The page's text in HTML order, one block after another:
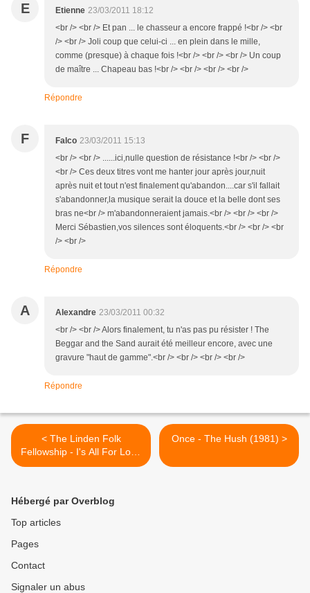
E Etienne 23/03/2011 18:12
<br /> <br /> Et pan ... le chasseur a encore frappé !<br /> <br
/> <br /> Joli coup que celui-ci ... en plein dans le mille,
comme (presque) à chaque fois !<br /> <br /> <br /> Un coup
de maître ... Chapeau bas !<br /> <br /> <br /> <br />
Répondre
F Falco 23/03/2011 15:13
<br /> <br /> ......ici,nulle question de résistance !<br /> <br />
<br /> Ces deux titres vont me hanter jour après jour,nuit
après nuit et tout n'est finalement qu'abandon....car s'il fallait
s'abandonner,la musique serait la douce et la belle dont ses
bras ne<br /> m'abandonneraient jamais.<br /> <br /> <br />
Merci Sébastien,vos silences sont éloquents.<br /> <br /> <br
/> <br />
Répondre
A Alexandre 23/03/2011 00:32
<br /> <br /> Alors finalement, tu n'as pas pu résister ! The
Beggar and the Sand aurait été meilleur encore, avec une
gravure "haut de gamme".<br /> <br /> <br /> <br />
Répondre
< The Linden Folk
Fellowship - I's All For Love
(1980)
Once - The Hush (1981) >
Hébergé par Overblog
Top articles
Pages
Contact
Signaler un abus